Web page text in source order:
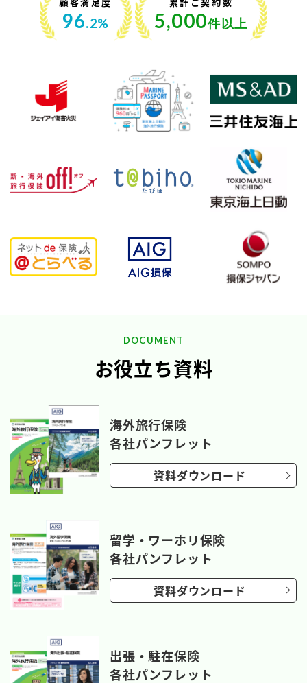
96.2% 5,000件以上
DOCUMENT
お役立ち資料
海外旅行保険
各社パンフレット
資料ダウンロード
留学・ワーホリ保険
各社パンフレット
資料ダウンロード
出張・駐在保険
各社パンフレット